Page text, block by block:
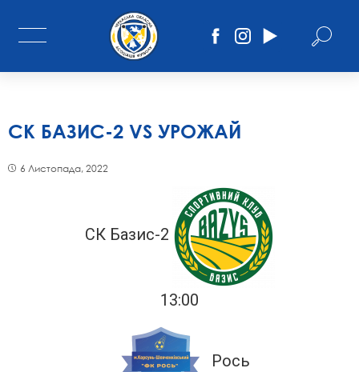
СК БАЗИС-2 VS УРОЖАЙ
6 Листопада, 2022
СК Базис-2
13:00
Рось